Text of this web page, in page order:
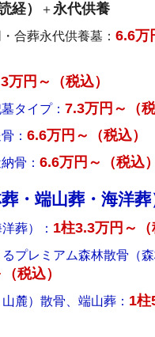
経）
＋永代供養
合葬永代供養墓：6.6万
万円～（税込）
タイプ：7.3万円～（税
：6.6万円～（税込）
骨：6.6万円～（税込）
・端山葬・海洋葬
葬）： 1柱3.3万円～（
プレミアム森林散骨（森
税込）
麓）散骨、端山葬： 1柱